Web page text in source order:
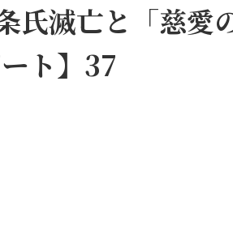
氏滅亡と「慈愛
ト】37